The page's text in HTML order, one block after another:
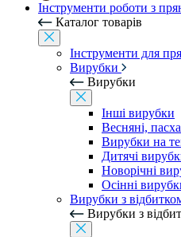
Інструменти роботи з
Каталог товарів
Інструменти для
Вирубки
Вирубки
Інші вирубки
Весняні,
Вирубки на
Дитячі
Новорічні
Осінні
Вирубки з
Вирубки з